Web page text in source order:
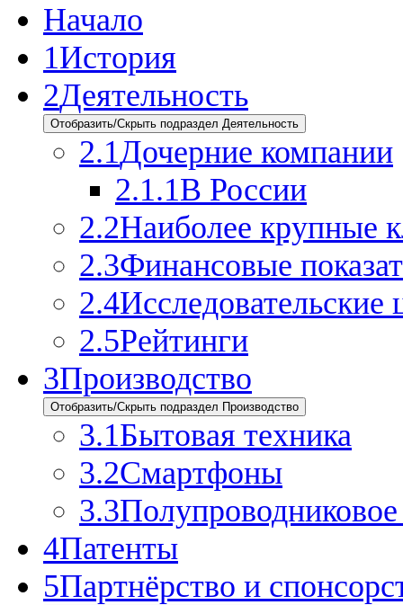
Начало
1История
2Деятельность
Отобразить/Скрыть подраздел Деятельность
2.1Дочерние компании
2.1.1В России
2.2Наиболее крупные
2.3Финансовые
2.4Исследовательские
2.5Рейтинги
3Производство
Отобразить/Скрыть подраздел Производство
3.1Бытовая техника
3.2Смартфоны
3.3
4Патенты
5Партнёрство и